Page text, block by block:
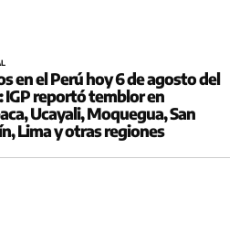
en el Perú hoy 6 de agosto del
IGP reportó temblor en
Ucayali, Moquegua, San
Lima y otras regiones